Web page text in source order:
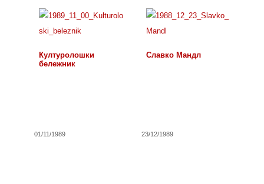
Културолошки
бележник
01/11/1989
Славко Мандл
23/12/1989